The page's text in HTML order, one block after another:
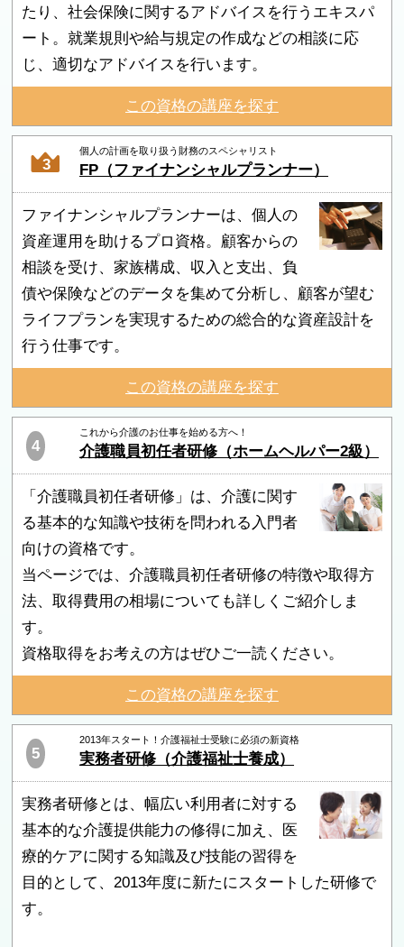
たり、社会保険に関するアドバイスを行うエキスパ
ート。就業規則や給与規定の作成などの相談に応
じ、適切なアドバイスを行います。
この資格の講座を探す
3
個人の計画を取り扱う財務のスペシャリスト
FP（ファイナンシャルプランナー）
ファイナンシャルプランナーは、個人の
資産運用を助けるプロ資格。顧客からの
相談を受け、家族構成、収入と支出、負
債や保険などのデータを集めて分析し、顧客が望む
ライフプランを実現するための総合的な資産設計を
行う仕事です。
この資格の講座を探す
4
これから介護のお仕事を始める方へ！
介護職員初任者研修（ホームヘルパー2級）
「介護職員初任者研修」は、介護に関す
る基本的な知識や技術を問われる入門者
向けの資格です。
当ページでは、介護職員初任者研修の特徴や取得方
法、取得費用の相場についても詳しくご紹介しま
す。
資格取得をお考えの方はぜひご一読ください。
この資格の講座を探す
5
2013年スタート！介護福祉士受験に必須の新資格
実務者研修（介護福祉士養成）
実務者研修とは、幅広い利用者に対する
基本的な介護提供能力の修得に加え、医
療的ケアに関する知識及び技能の習得を
目的として、2013年度に新たにスタートした研修で
す。